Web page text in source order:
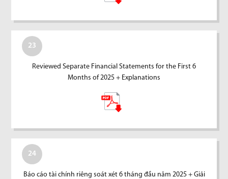
23
Reviewed Separate Financial Statements for the First 6
Months of 2025 + Explanations
24
Báo cáo tài chính riêng soát xét 6 tháng đầu năm 2025 + Giải